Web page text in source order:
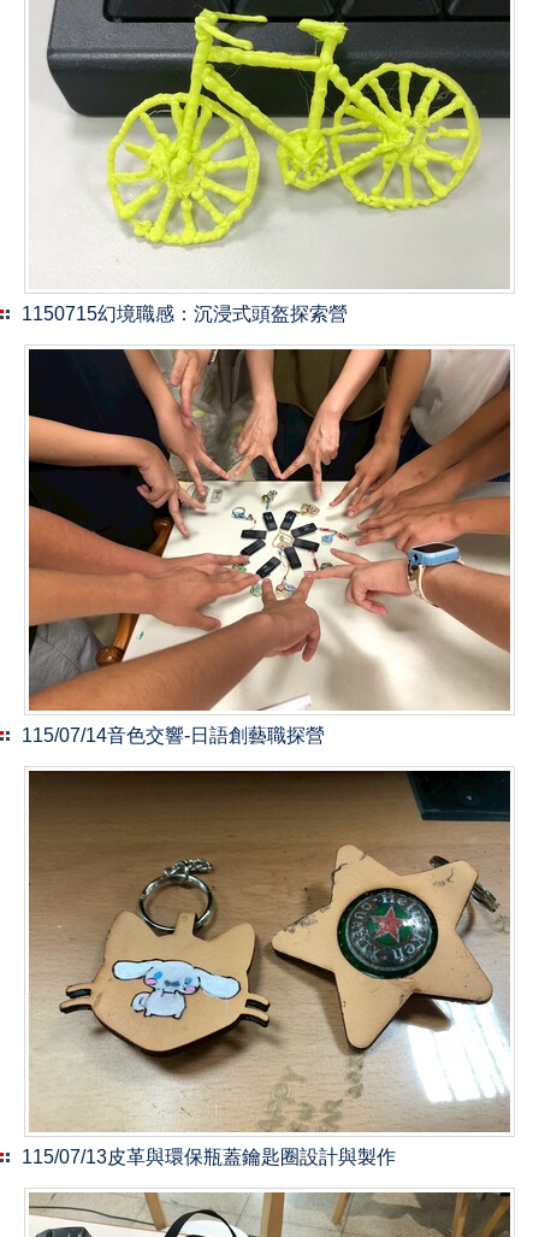
1150715幻境職感：沉浸式頭盔探索營
115/07/14音色交響-日語創藝職探營
115/07/13皮革與環保瓶蓋鑰匙圈設計與製作